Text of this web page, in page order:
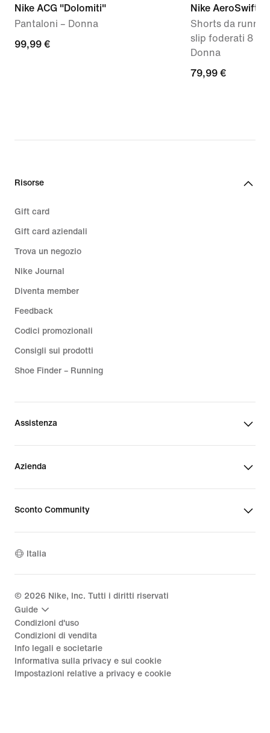
Nike ACG "Dolomiti"
Pantaloni – Donna
99,99
99,99 €
Nike AeroSwift
Shorts da
slip foderati 8 cm
Donna
79,99
79,99 €
Risorse
Gift card
Gift card aziendali
Trova un negozio
Nike Journal
Diventa member
Feedback
Codici promozionali
Consigli sui prodotti
Shoe Finder – Running
Assistenza
Azienda
Sconto Community
Italia
© 2026 Nike, Inc. Tutti i diritti riservati
Guide
Condizioni d'uso
Condizioni di vendita
Info legali e societarie
Informativa sulla privacy e sui cookie
Impostazioni relative a privacy e cookie